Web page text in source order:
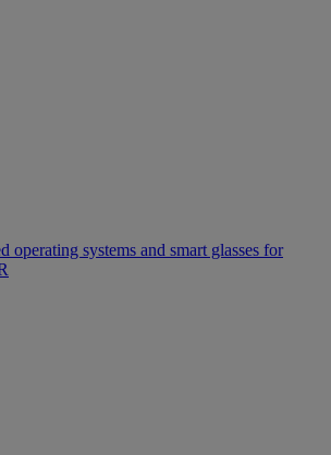
operating systems and smart glasses for